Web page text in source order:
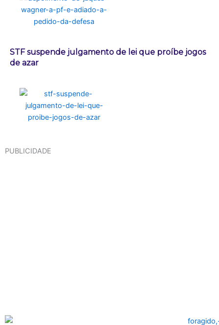
STF suspende julgamento de lei que proíbe jogos
de azar
PUBLICIDADE